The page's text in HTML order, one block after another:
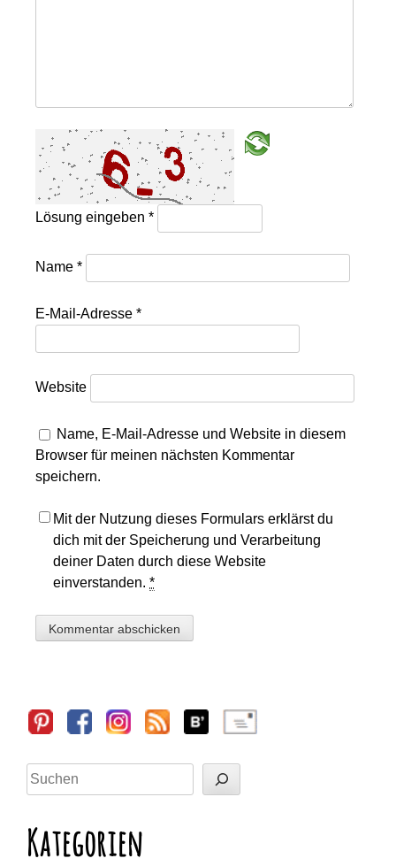
Lösung eingeben*
Name*
E-Mail-Adresse*
Website
Name, E-Mail-Adresse und Website in diesem
Browser für meinen nächsten Kommentar
speichern.
Mit der Nutzung dieses Formulars erklärst du
dich mit der Speicherung und Verarbeitung
deiner Daten durch diese Website
einverstanden.*
Sidebar
Suchen
Kategorien